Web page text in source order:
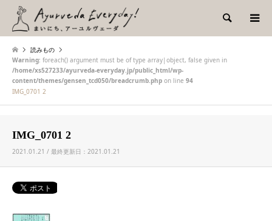
検索
読みもの
Warning: foreach() argument must be of type array|object, false given in
/home/xs527233/ayurveda-everyday.jp/public_html/wp-
content/themes/gensen_tcd050/breadcrumb.php on line 94
IMG_0701 2
IMG_0701 2
2021.01.21 / 最終更新日：2021.01.21